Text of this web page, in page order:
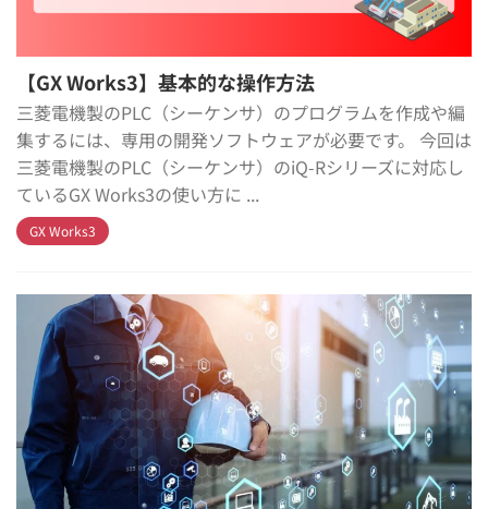
【GX Works3】基本的な操作方法
三菱電機製のPLC（シーケンサ）のプログラムを作成や編
集するには、専用の開発ソフトウェアが必要です。 今回は
三菱電機製のPLC（シーケンサ）のiQ-Rシリーズに対応し
ているGX Works3の使い方に ...
GX Works3